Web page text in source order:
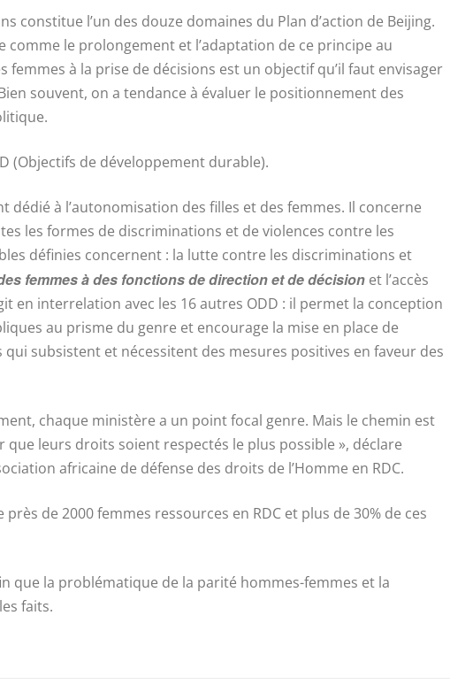
constitue l’un des douze domaines du Plan d’action de Beijing.
comme le prolongement et l’adaptation de ce principe au
à la prise de décisions est un objectif qu’il faut envisager
souvent, on a tendance à évaluer le positionnement des
(Objectifs de développement durable).
à l’autonomisation des filles et des femmes. Il concerne
les formes de discriminations et de violences contre les
définies concernent : la lutte contre les discriminations et
femmes à des fonctions de direction et de décision et l’accès
en interrelation avec les 16 autres ODD : il permet la conception
au prisme du genre et encourage la mise en place de
subsistent et nécessitent des mesures positives en faveur des
chaque ministère a un point focal genre. Mais le chemin est
leurs droits soient respectés le plus possible », déclare
africaine de défense des droits de l’Homme en RDC.
de 2000 femmes ressources en RDC et plus de 30% de ces
que la problématique de la parité hommes-femmes et la
faits.